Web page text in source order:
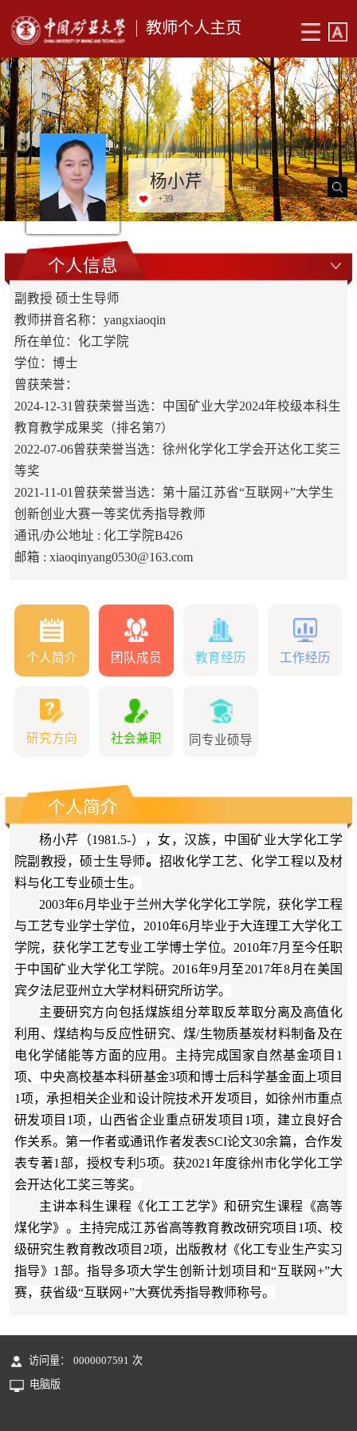
教师个人主页
杨小芹
+39
个人信息
副教授 硕士生导师
教师拼音名称：yangxiaoqin
所在单位：化工学院
学位：博士
曾获荣誉：
2024-12-31曾获荣誉当选：中国矿业大学2024年校级本科生
教育教学成果奖（排名第7）
2022-07-06曾获荣誉当选：徐州化学化工学会开达化工奖三
等奖
2021-11-01曾获荣誉当选：第十届江苏省“互联网+”大学生
创新创业大赛一等奖优秀指导教师
通讯/办公地址 : 化工学院B426
邮箱 : xiaoqinyang0530@163.com
个人简介 团队成员 教育经历 工作经历
研究方向 社会兼职 同专业硕导
个人简介
杨小芹（1981.5-），女，汉族，中国矿业大学化工学
院副教授，硕士生导师。 招收化学工艺、化学工程以及材
料与化工专业硕士生。
2003年6月毕业于兰州大学化学化工学院，获化学工程
与工艺专业学士学位， 2010年6月毕业于大连理工大学化工
学院，获化学工艺专业工学博士学位。 2010年7月至今任职
于中国矿业大学化工学院。2016年9月至2017年8月在美国
宾夕法尼亚州立大学材料研究所访学。
主要研究方向包括煤族组分萃取反萃取分离及高值化
利用、 煤结构与反应性研究、煤/生物质基炭材料制备及在
电化学储能等方面的应用。 主持完成国家自然基金项目 1
项、中央高校基本科研基金3项和博士后科学基金面上项目
1项，承担相关企业和设计院技术开发项目，如徐州市重点
研发项目1项，山西省企业重点研发项目1项， 建立良好合
作关系。第一作者或通讯作者发表SCI论文30余篇，合作发
表专著1部，授权专利5项。获2021年度徐州市化学化工学
会开达化工奖三等奖。
主讲本科生课程《化工工艺学》和研究生课程《高等
煤化学》。主持完成江苏省高等教育教改研究项目 1项、校
级研究生教育教改项 目2项，出版教材《化工专业生产实习
指导》1部。指导多项大学生创新计划项目和“互联网+”大
赛，获省级“互联网+”大赛优秀指导教师称号。
访问量： 0000007591 次
电脑版